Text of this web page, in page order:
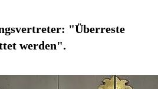
"Überreste
werden".